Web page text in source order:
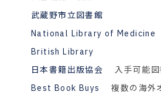
武蔵野市立図書館
National Library of Medicine
British Library
日本書籍出版協会 入手可能図
Best Book Buys
複数の海外